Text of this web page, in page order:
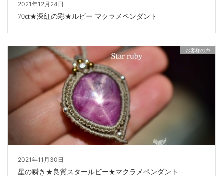
2021年12月24日
70ct★深紅の彩★ルビー マクラメペンダント
2021年11月30日
お客様の声
星の瞬き★良質スタールビー★マクラメペンダント